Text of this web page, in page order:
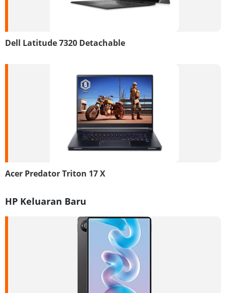
Dell Latitude 7320 Detachable
Acer Predator Triton 17 X
HP Keluaran Baru